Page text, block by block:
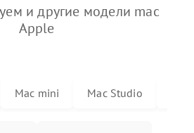
и другие модели mac
Apple
Mac mini Mac Studio